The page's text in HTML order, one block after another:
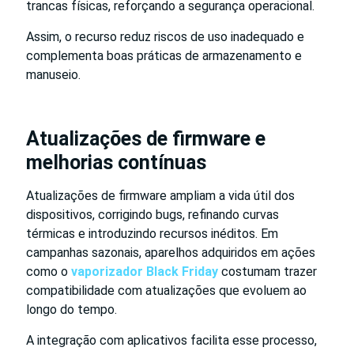
trancas físicas, reforçando a segurança operacional.
Assim, o recurso reduz riscos de uso inadequado e
complementa boas práticas de armazenamento e
manuseio.
Atualizações de firmware e
melhorias contínuas
Atualizações de firmware ampliam a vida útil dos
dispositivos, corrigindo bugs, refinando curvas
térmicas e introduzindo recursos inéditos. Em
campanhas sazonais, aparelhos adquiridos em ações
como o vaporizador Black Friday costumam trazer
compatibilidade com atualizações que evoluem ao
longo do tempo.
A integração com aplicativos facilita esse processo,